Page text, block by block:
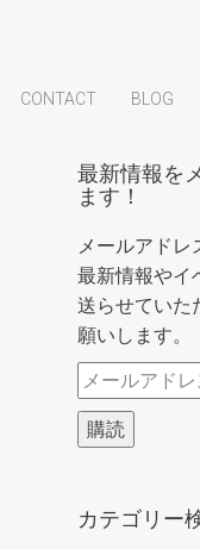
CONTACT BLOG
最新情報を
ます！
メールアドレ
最新情報やイ
送らせていた
願いします。
メ
ー
ル
レ
購読
カテゴリー